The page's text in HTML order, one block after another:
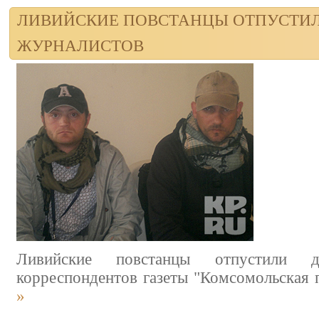
ЛИВИЙСКИЕ ПОВСТАНЦЫ
ЖУРНАЛИСТОВ
Ливийские повстанцы
корреспондентов газеты
»